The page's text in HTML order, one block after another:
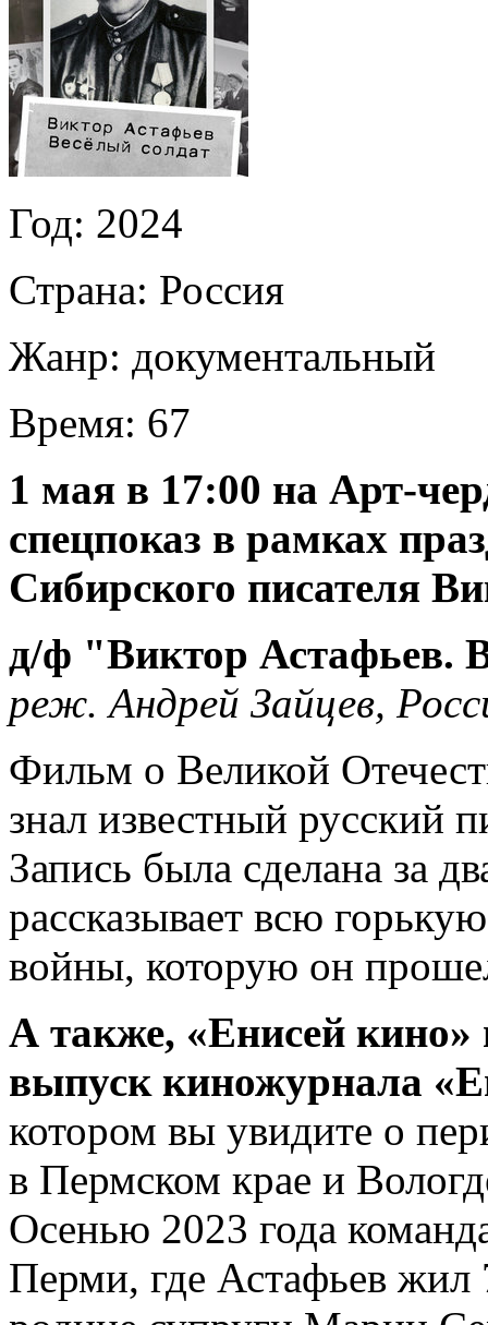
Год: 2024
Страна: Россия
Жанр: документальный
Время: 67
1 мая в 17:00 на Арт-
спецпоказ в рамках
Сибирского писателя
д/ф "Виктор Астафьев.
реж. Андрей Зайцев,
Фильм о Великой
знал известный русский
Запись была сделана за
рассказывает всю
войны, которую он
А также, «Енисей кино»
выпуск киножурнала
котором вы увидите о
в Пермском крае и
Осенью 2023 года
Перми, где Астафьев жил